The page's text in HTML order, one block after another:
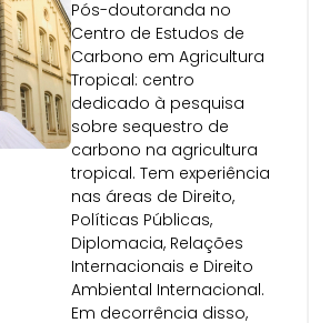
Pós-doutoranda no
Centro de Estudos de
Carbono em Agricultura
Tropical: centro
dedicado à pesquisa
sobre sequestro de
carbono na agricultura
tropical. Tem experiência
nas áreas de Direito,
Políticas Públicas,
Diplomacia, Relações
Internacionais e Direito
Ambiental Internacional.
Em decorrência disso,